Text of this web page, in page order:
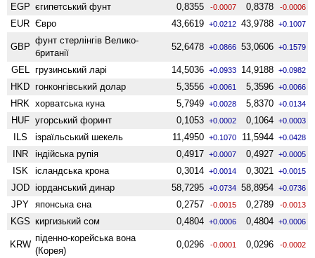
EGP єгипетський фунт 0,8355 -0.0007 0,8378 -0.0006
EUR Євро 43,6619 +0.0212 43,9788 +0.1007
GBP
фунт стерлінгів Велико­
британії
52,6478 +0.0866 53,0606 +0.1579
GEL грузинський ларі 14,5036 +0.0933 14,9188 +0.0982
HKD гонконгівський долар 5,3556 +0.0061 5,3596 +0.0066
HRK хорватська куна 5,7949 +0.0028 5,8370 +0.0134
HUF угорський форинт 0,1053 +0.0002 0,1064 +0.0003
ILS ізраїльський шекель 11,4950 +0.1070 11,5944 +0.0428
INR індійська рупія 0,4917 +0.0007 0,4927 +0.0005
ISK ісландська крона 0,3014 +0.0014 0,3021 +0.0015
JOD іорданський динар 58,7295 +0.0734 58,8954 +0.0736
JPY японська єна 0,2757 -0.0015 0,2789 -0.0013
KGS киргизький сом 0,4804 +0.0006 0,4804 +0.0006
KRW
піденно-корейська вона
(Корея)
0,0296 -0.0001 0,0296 -0.0002